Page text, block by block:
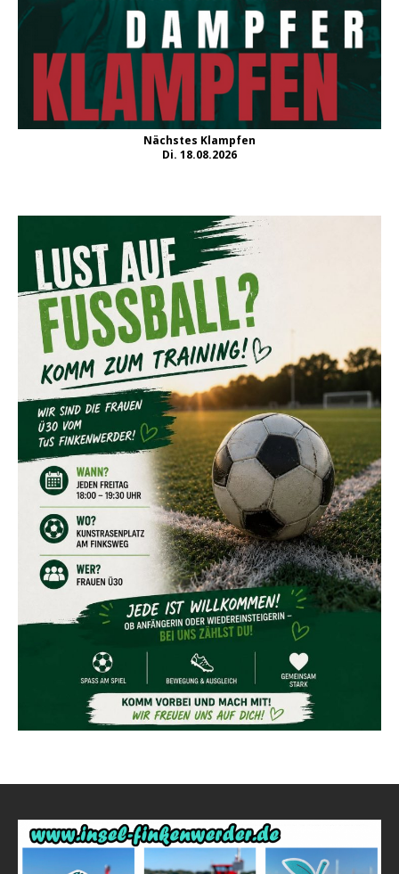
Nächstes Klampfen
Di. 18.08.2026